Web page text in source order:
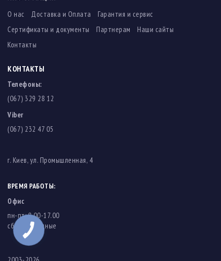
О нас Доставка и Оплата
Гарантия и сервис
Сертификаты и документы
Партнерам
Наши сайты
Контакты
КОНТАКТЫ
Телефоны:
(067) 329 28 12
Viber
(067) 232 47 05
г. Киев, ул. Промышленная, 4
ВРЕМЯ РАБОТЫ:
Офис
пн-пт: 8.00-17.00
cб-вс: выходные